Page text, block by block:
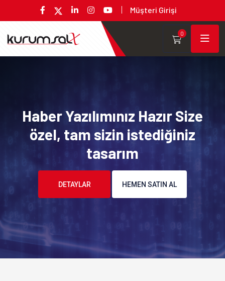
Müşteri Girişi
0
Haber Yazılımınız Hazır Size
özel, tam sizin istediğiniz
tasarım
DETAYLAR HEMEN SATIN AL